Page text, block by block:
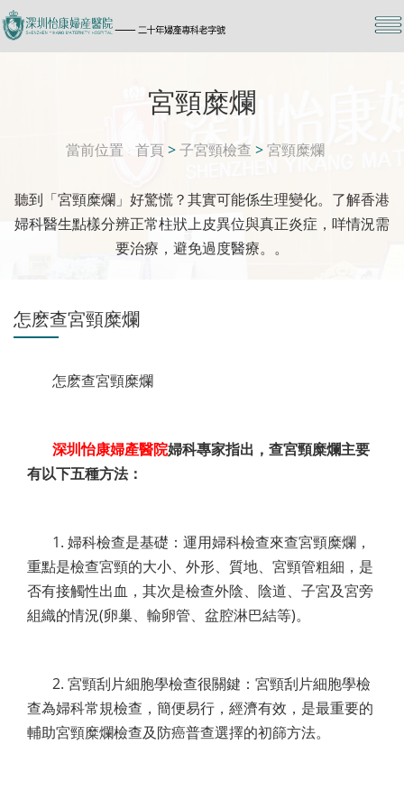
宮頸糜爛
當前位置 首頁 >子宮頸檢查 >宮頸糜爛
聽到「宮頸糜爛」好驚慌？其實可能係生理變化。了解香港
婦科醫生點樣分辨正常柱狀上皮異位與真正炎症，咩情況需
要治療，避免過度醫療。。
怎麽查宮頸糜爛
怎麽查宮頸糜爛
深圳怡康婦產醫院婦科專家指出，查宮頸糜爛主要
有以下五種方法：
1. 婦科檢查是基礎：運用婦科檢查來查宮頸糜爛，
重點是檢查宮頸的大小、外形、質地、宮頸管粗細，是
否有接觸性出血，其次是檢查外陰、陰道、子宮及宮旁
組織的情況(卵巢、輸卵管、盆腔淋巴結等)。
2. 宮頸刮片細胞學檢查很關鍵：宮頸刮片細胞學檢
查為婦科常規檢查，簡便易行，經濟有效，是最重要的
輔助宮頸糜爛檢查及防癌普查選擇的初篩方法。